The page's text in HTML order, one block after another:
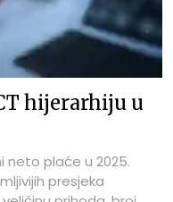
hijerarhiju u
neto plaće u 2025.
presjeka